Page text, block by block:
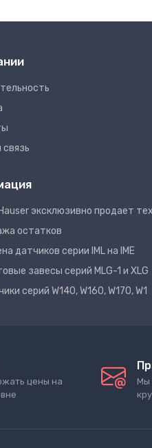
эксклюзивно продает
остатков
датчиков серии IML на IME
завесы серий MLG-1 и XLG
серий W140, W160, W170, W1
цены на
Мы